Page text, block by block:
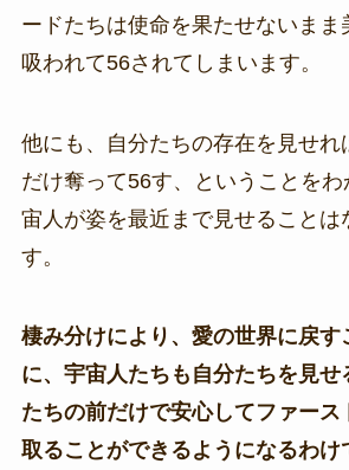
ードたちは使命を果たせないまま
吸われて56されてしまいます。
他にも、自分たちの存在を見せれ
だけ奪って56す、ということを
宙人が姿を最近まで見せることは
す。
棲み分けにより、愛の世界に戻す
に、宇宙人たちも自分たちを見せ
たちの前だけで安心してファース
取ることができるようになるわけ